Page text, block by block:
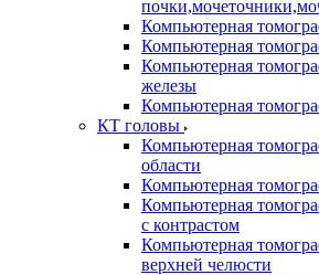
Компьютерная
Компьютерная
Компьютерная
железы
Компьютерная
КТ головы
Компьютерная
области
Компьютерная
Компьютерная
с контрастом
Компьютерная
верхней челюсти